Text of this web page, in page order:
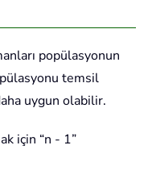
popülasyonun
temsil
uygun olabilir.
için “n - 1”